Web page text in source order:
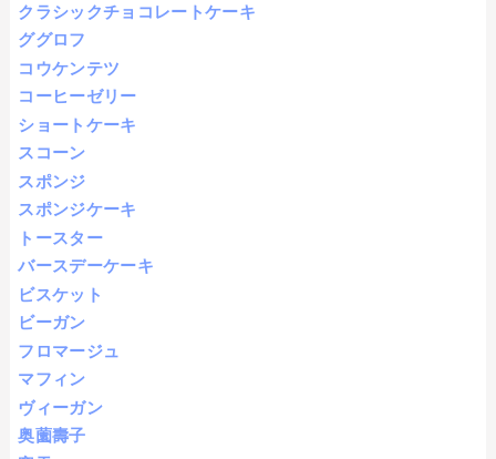
クラシックチョコレートケーキ
ググロフ
コウケンテツ
コーヒーゼリー
ショートケーキ
スコーン
スポンジ
スポンジケーキ
トースター
バースデーケーキ
ビスケット
ビーガン
フロマージュ
マフィン
ヴィーガン
奥薗壽子